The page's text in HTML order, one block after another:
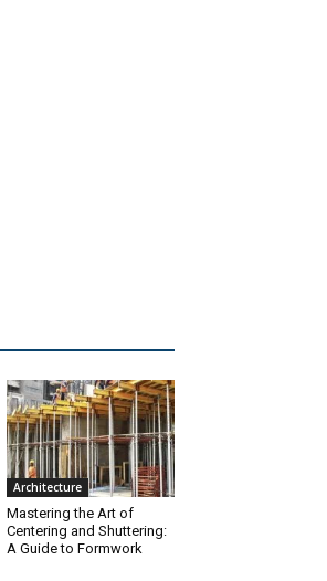
Architecture
Mastering the Art of
Centering and Shuttering:
A Guide to Formwork